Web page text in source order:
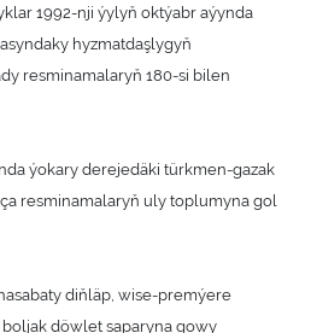
1992-nji ýylyň oktýabr aýynda
hyzmatdaşlygyň
resminamalaryň 180-si bilen
ýokary derejedäki türkmen-gazak
resminamalaryň uly toplumyna gol
diňläp, wise-premýere
boljak döwlet saparyna gowy